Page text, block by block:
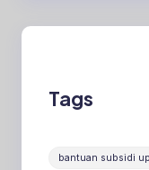
Tags
bantuan subsidi